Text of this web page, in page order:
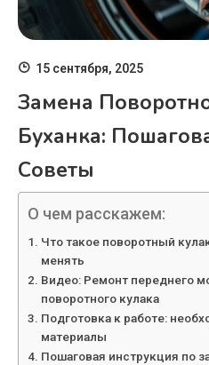
15 сентября, 2025
Замена
Буханка:
Советы
О чем расскажем:
Что такое поворотный
менять
Видео: Ремонт переднего
поворотного кулака
Подготовка к работе:
материалы
Пошаговая инструкция по